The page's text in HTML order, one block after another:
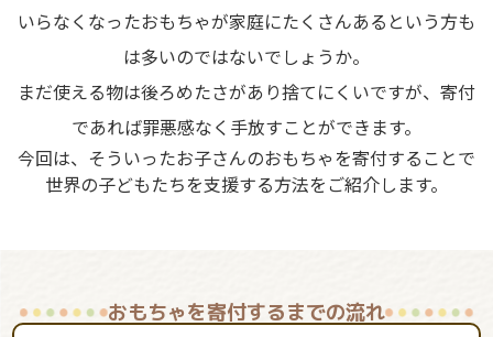
いらなくなったおもちゃが家庭にたくさんあるという方も
は多いのではないでしょうか。
まだ使える物は後ろめたさがあり捨てにくいですが、寄付
であれば罪悪感なく手放すことができます。
今回は、そういったお子さんのおもちゃを寄付することで
世界の子どもたちを支援する方法をご紹介します。
おもちゃを寄付するまでの流れ